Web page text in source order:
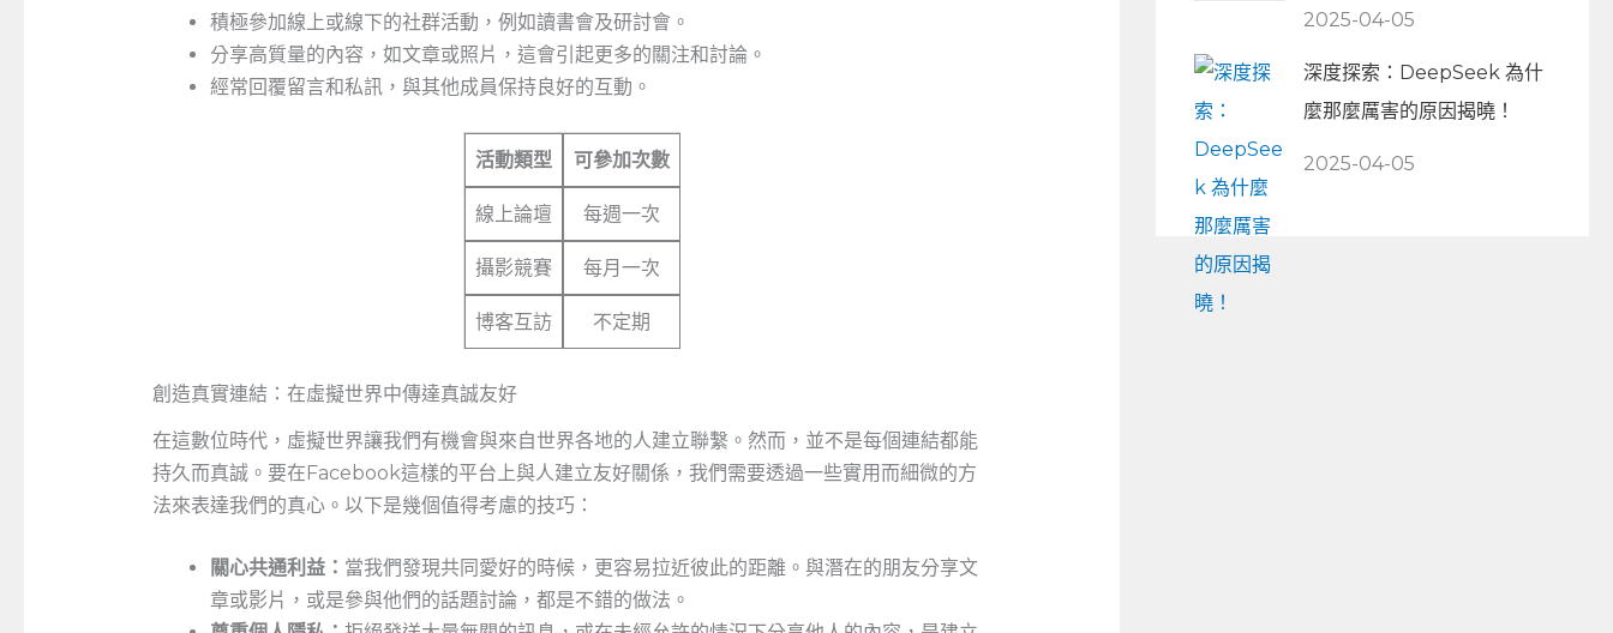
積極參加線上或線下的社群活動，例如讀書會及研討會。
分享高質量的內容，如文章或照片，這會引起更多的關注和討論。
經常回覆留言和私訊，與其他成員保持良好的互動。
活動類型 可參加次數
線上論壇 每週一次
攝影競賽 每月一次
博客互訪 不定期
創造真實連結：在虛擬世界中傳達真誠友好
在這數位時代，虛擬世界讓我們有機會與來自世界各地的人建立聯繫。然而，並不是每個連結都能
持久而真誠。要在Facebook這樣的平台上與人建立友好關係，我們需要透過一些實用而細微的方
法來表達我們的真心。以下是幾個值得考慮的技巧：
關心共通利益： 當我們發現共同愛好的時候，更容易拉近彼此的距離。與潛在的朋友分享文
章或影片，或是參與他們的話題討論，都是不錯的做法。
2025-04-05
深度探索：DeepSeek 為什
麼那麼厲害的原因揭曉！
2025-04-05